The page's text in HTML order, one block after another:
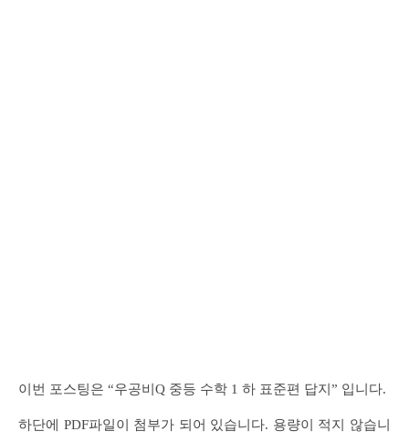
이번 포스팅은 “우공비Q 중등 수학 1 하 표준편 답지” 입니다.
하단에 PDF파일이 첨부가 되어 있습니다. 용량이 적지 않습니